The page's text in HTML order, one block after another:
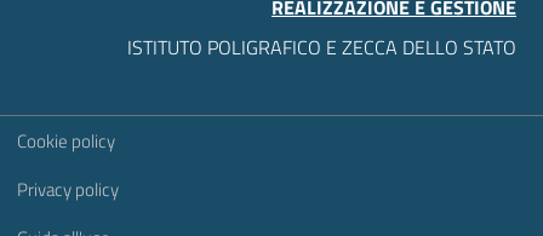
REALIZZAZIONE E GESTIONE
ISTITUTO POLIGRAFICO E ZECCA DELLO STATO
Sezione Link Utili
Cookie policy
Privacy policy